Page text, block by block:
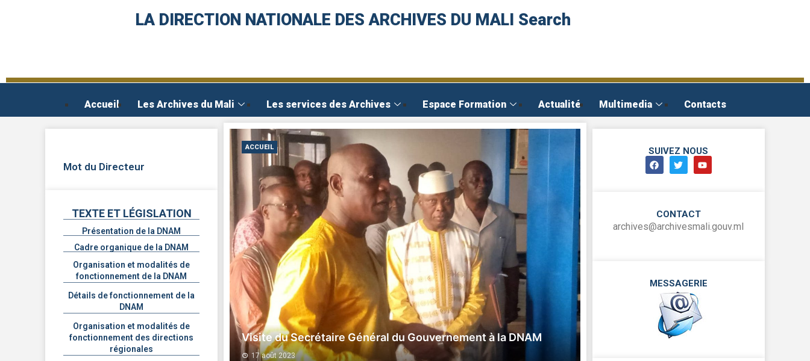
LA DIRECTION NATIONALE DES ARCHIVES DU MALI Search
Accueil Les Archives du Mali Les services des Archives Espace Formation Actualité Multimedia Contacts
Mot du Directeur
TEXTE ET LÉGISLATION
Présentation de la DNAM
Cadre organique de la DNAM
Organisation et modalités de
fonctionnement de la DNAM
Détails de fonctionnement de la
DNAM
Organisation et modalités de
fonctionnement des directions
régionales
Visite du Secrétaire Général du Gouvernement à la DNAM
17 août 2023
ACCUEIL SUIVEZ NOUS
CONTACT
archives@archivesmali.gouv.ml
MESSAGERIE